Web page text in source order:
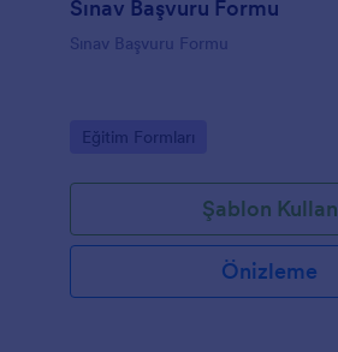
Sınav Başvuru Formu
Sınav Başvuru Formu
Go to Category:
Eğitim Formları
Şablon Kullan
Önizleme